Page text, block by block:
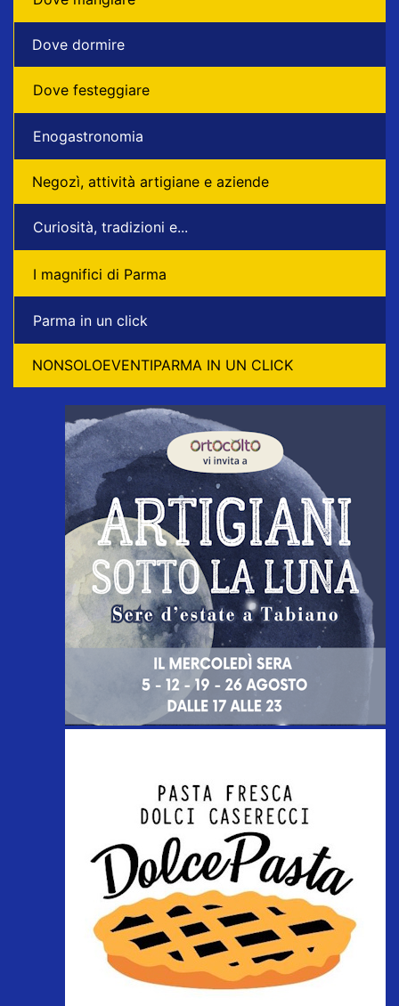
Dove dormire
Dove festeggiare
Enogastronomia
Negozì, attività artigiane e aziende
Curiosità, tradizioni e...
I magnifici di Parma
Parma in un click
NONSOLOEVENTIPARMA IN UN CLICK